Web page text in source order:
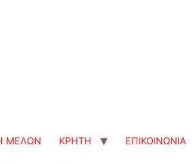
ΜΕΛΩΝ ΚΡΗΤΗ ΕΠΙΚΟΙΝΩΝΙΑ